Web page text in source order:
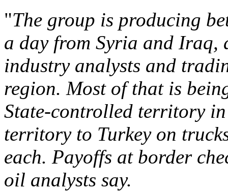
"The group is producing
a day from Syria and Iraq,
industry analysts and
region. Most of that is
State-controlled territory
territory to Turkey on
each. Payoffs at border
oil analysts say.